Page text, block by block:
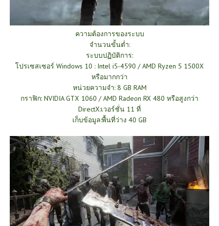
ความต้องการของระบบ
จำนวนขั้นต่ำ:
ระบบปฏิบัติการ:
โปรเซสเซอร์ Windows 10 : Intel i5-4590 / AMD Ryzen 5 1500X
หรือมากกว่า
หน่วยความจำ: 8 GB RAM
กราฟิก: NVIDIA GTX 1060 / AMD Radeon RX 480 หรือสูงกว่า
DirectX:เวอร์ชั่น 11 ที่
เก็บข้อมูล:พื้นที่ว่าง 40 GB